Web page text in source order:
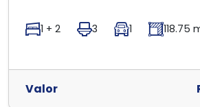
1 + 2 3 1 118.75
Valor